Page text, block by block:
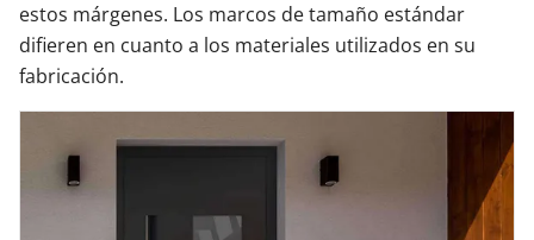
estos márgenes. Los marcos de tamaño estándar
difieren en cuanto a los materiales utilizados en su
fabricación.